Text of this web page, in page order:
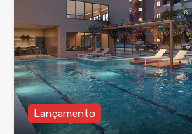
Lançamento